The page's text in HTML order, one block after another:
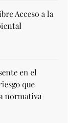
Acceso a la
en el
que
normativa